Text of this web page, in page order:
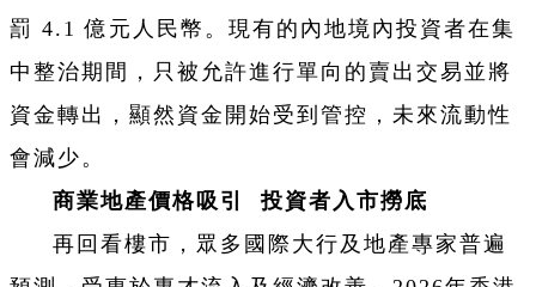
罰 4.1 億元人民幣。現有的內地境內投資者在集
中整治期間，只被允許進行單向的賣出交易並將
資金轉出，顯然資金開始受到管控，未來流動性
會減少。
商業地產價格吸引 投資者入市撈底
再回看樓市，眾多國際大行及地產專家普遍